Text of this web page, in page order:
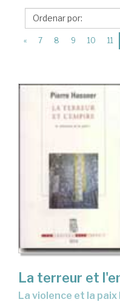
Éditions
du
« 7 8 9 10 11
La terreur et
la violence et la paix